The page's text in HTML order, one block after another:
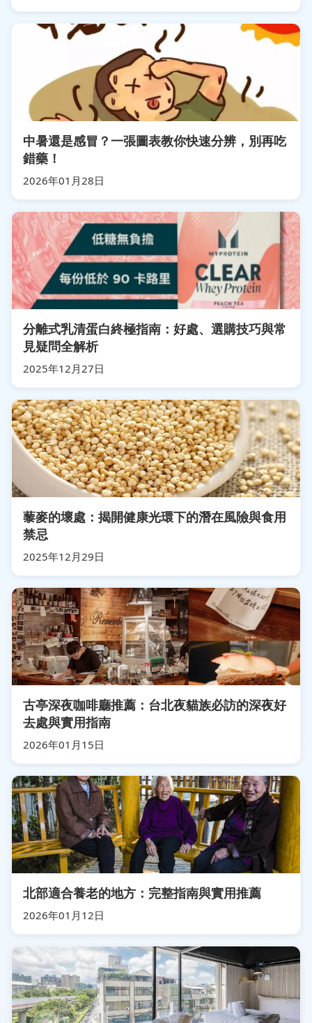
中暑還是感冒？一張圖表教你快速分辨，別再吃
錯藥！
2026年01月28日
分離式乳清蛋白終極指南：好處、選購技巧與常
見疑問全解析
2025年12月27日
藜麥的壞處：揭開健康光環下的潛在風險與食用
禁忌
2025年12月29日
古亭深夜咖啡廳推薦：台北夜貓族必訪的深夜好
去處與實用指南
2026年01月15日
北部適合養老的地方：完整指南與實用推薦
2026年01月12日